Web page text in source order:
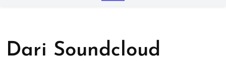
Dari Soundcloud